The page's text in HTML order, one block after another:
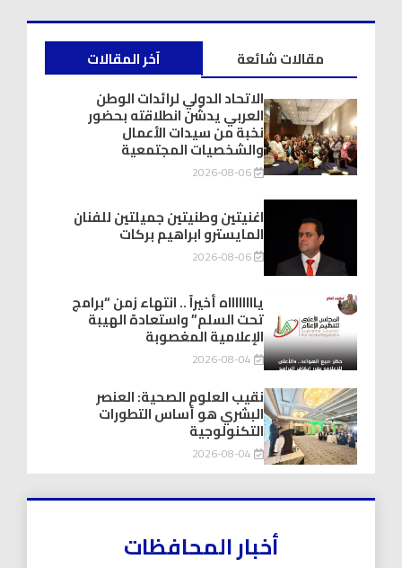
آخر المقالات
مقالات شائعة
الاتحاد الدولي لرائدات الوطن
العربي يدشّن انطلاقته بحضور
نخبة من سيدات الأعمال
والشخصيات المجتمعية
2026-08-06
اغنيتين وطنيتين جميلتين للفنان
المايسترو ابراهيم بركات
2026-08-06
يااااااااه أخيراً .. انتهاء زمن “برامج
تحت السلم” واستعادة الهيبة
الإعلامية المغصوبة
2026-08-04
نقيب العلوم الصحية: العنصر
البشري هو أساس التطورات
التكنولوجية
2026-08-04
أخبار المحافظات